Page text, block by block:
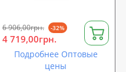
6 906,00грн. -32%
4 719,00грн.
Подробнее Оптовые
цены